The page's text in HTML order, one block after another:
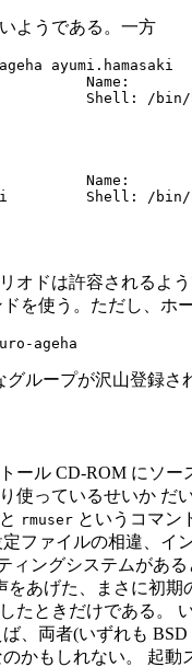
ようである。一方
ayumi.hamasaki
Name:
Shell: /bin/
Name:
Shell: /bin/
オドは許容されるよ
ドを使う。ただし、ホ
グループが沢山登録さ
ール CD-ROM にソ
使っているせいか だ
rmuser というコマン
ファイルの相違、
ィングシステムがあ
をあげた、まさに初
たときだけである。
、両者(いずれも
かもしれない。 起動